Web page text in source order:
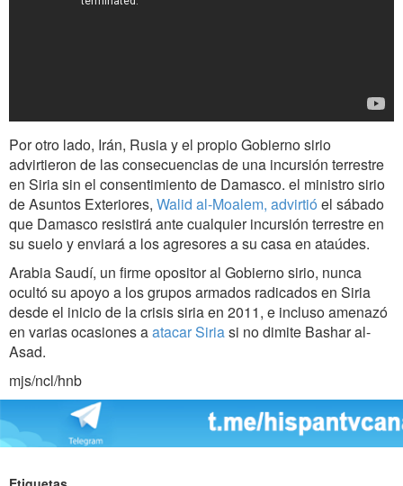
Por otro lado, Irán, Rusia y el propio Gobierno sirio
advirtieron de las consecuencias de una incursión terrestre
en Siria sin el consentimiento de Damasco. el ministro sirio
de Asuntos Exteriores, Walid al-Moalem, advirtió el sábado
que Damasco resistirá ante cualquier incursión terrestre en
su suelo y enviará a los agresores a su casa en ataúdes.
Arabia Saudí, un firme opositor al Gobierno sirio, nunca
ocultó su apoyo a los grupos armados radicados en Siria
desde el inicio de la crisis siria en 2011, e incluso amenazó
en varias ocasiones aatacar Siriasi no dimite Bashar al-
Asad.
mjs/ncl/hnb